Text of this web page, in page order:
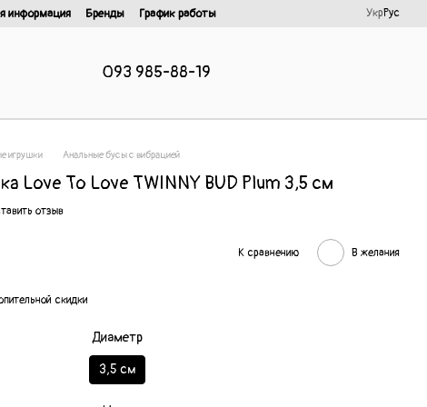
информация Бренды
График работы
УкрРус
093 985-88-19
игрушки Анальные бусы с вибрацией
Love To Love TWINNY BUD Plum 3,5 см
отзыв
К сравнению В желания
скидки
Диаметр
3,5 см